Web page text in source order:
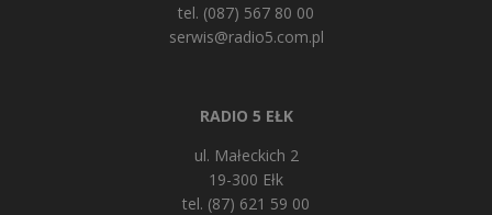
tel. (087) 567 80 00
serwis@radio5.com.pl
RADIO 5 EŁK
ul. Małeckich 2
19-300 Ełk
tel. (87) 621 59 00